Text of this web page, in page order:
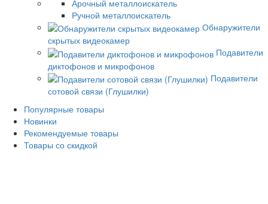
Арочный металлоискатель
Ручной металлоискатель
Обнаружители
скрытых видеокамер
Подавители
диктофонов и микрофонов
Подавители
сотовой связи (Глушилки)
Популярные товары
Новинки
Рекомендуемые товары
Товары со скидкой